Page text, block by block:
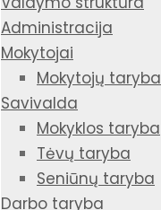
Administracija
Mokytojai
Mokytojų taryba
Savivalda
Mokyklos taryba
Tėvų taryba
Seniūnų taryba
Darbo taryba